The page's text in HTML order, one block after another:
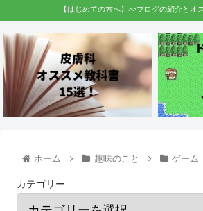
【はじめての方へ】>>ブログの紹介とオ
ホーム 趣味のこと ゲーム
カテゴリー